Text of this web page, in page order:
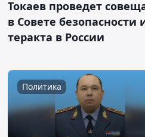
Токаев проведет
в Совете безопасности
теракта в России
Политика